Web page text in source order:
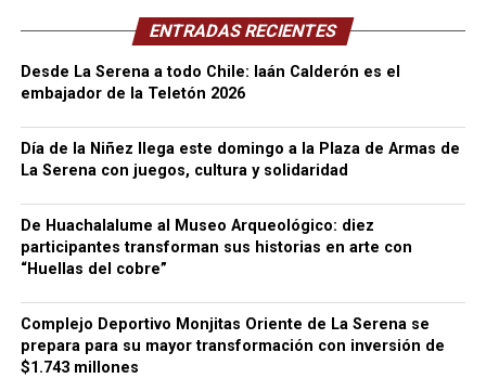
ENTRADAS RECIENTES
Desde La Serena a todo Chile: Iaán Calderón es el
embajador de la Teletón 2026
Día de la Niñez llega este domingo a la Plaza de Armas de
La Serena con juegos, cultura y solidaridad
De Huachalalume al Museo Arqueológico: diez
participantes transforman sus historias en arte con
“Huellas del cobre”
Complejo Deportivo Monjitas Oriente de La Serena se
prepara para su mayor transformación con inversión de
$1.743 millones